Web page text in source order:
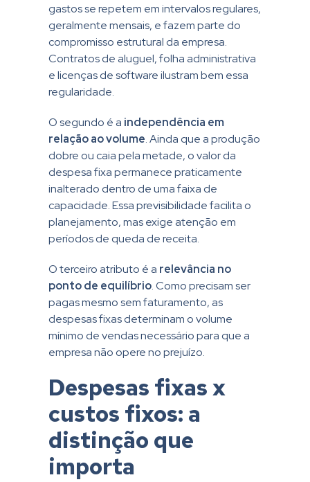
gastos se repetem em intervalos regulares,
geralmente mensais, e fazem parte do
compromisso estrutural da empresa.
Contratos de aluguel, folha administrativa
e licenças de software ilustram bem essa
regularidade.
O segundo é a independência em
relação ao volume. Ainda que a produção
dobre ou caia pela metade, o valor da
despesa fixa permanece praticamente
inalterado dentro de uma faixa de
capacidade. Essa previsibilidade facilita o
planejamento, mas exige atenção em
períodos de queda de receita.
O terceiro atributo é a relevância no
ponto de equilíbrio. Como precisam ser
pagas mesmo sem faturamento, as
despesas fixas determinam o volume
mínimo de vendas necessário para que a
empresa não opere no prejuízo.
Despesas fixas x
custos fixos: a
distinção que
importa